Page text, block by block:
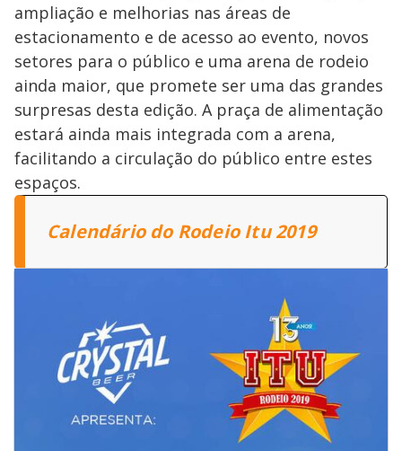
ampliação e melhorias nas áreas de
estacionamento e de acesso ao evento, novos
setores para o público e uma arena de rodeio
ainda maior, que promete ser uma das grandes
surpresas desta edição. A praça de alimentação
estará ainda mais integrada com a arena,
facilitando a circulação do público entre estes
espaços.
Calendário do Rodeio Itu 2019